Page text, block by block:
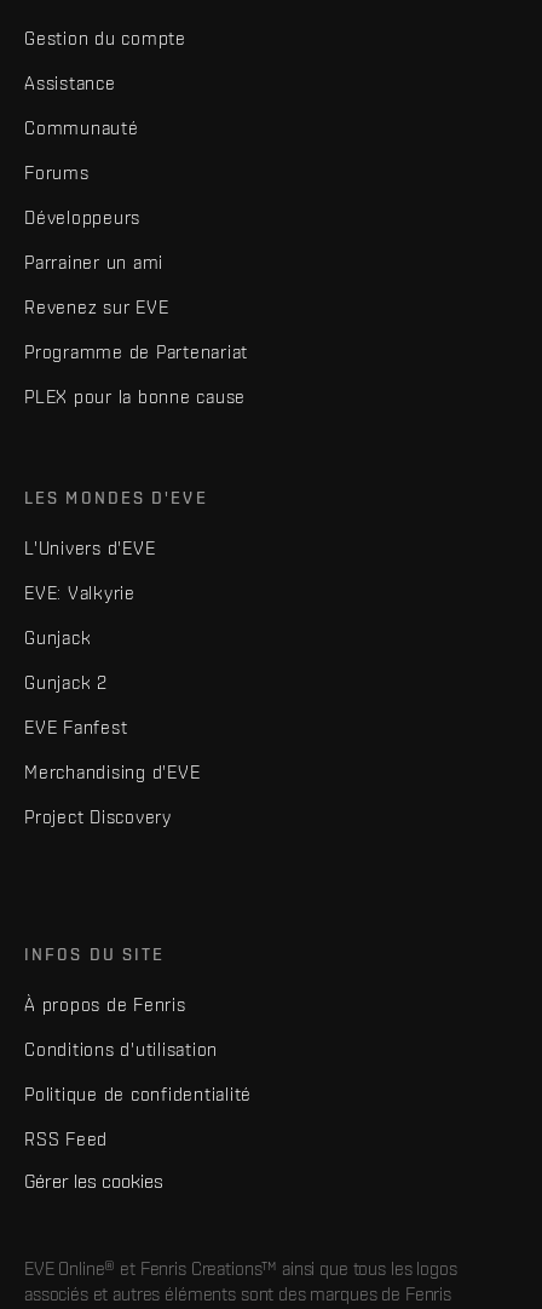
Gestion du compte
Assistance
Communauté
Forums
Développeurs
Parrainer un ami
Revenez sur EVE
Programme de Partenariat
PLEX pour la bonne cause
LES MONDES D'EVE
L'Univers d'EVE
EVE: Valkyrie
Gunjack
Gunjack 2
EVE Fanfest
Merchandising d'EVE
Project Discovery
INFOS DU SITE
À propos de Fenris
Conditions d'utilisation
Politique de confidentialité
RSS Feed
Gérer les cookies
EVE Online® et Fenris Creations™ ainsi que tous les logos
associés et autres éléments sont des marques de Fenris